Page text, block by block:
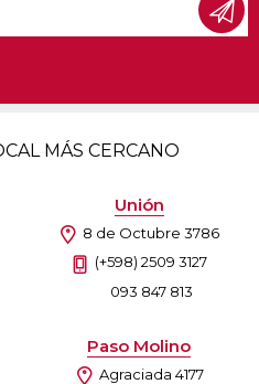
MÁS CERCANO
Unión
8 de Octubre 3786
(+598) 2509 3127
093 847 813
Paso Molino
Agraciada 4177